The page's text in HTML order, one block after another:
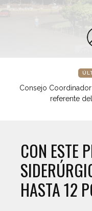
Consejo
referente
CON ESTE
HASTA 12